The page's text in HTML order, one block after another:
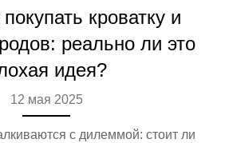
кроватку и
реально ли это
идея?
12 мая 2025
с дилеммой: стоит ли